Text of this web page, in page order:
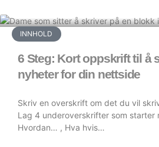
INNHOLD
6 Steg: Kort oppskrift til å
nyheter for din nettside
Skriv en overskrift om det du vil
Lag 4 underoverskrifter som
Hvordan… , Hva hvis…